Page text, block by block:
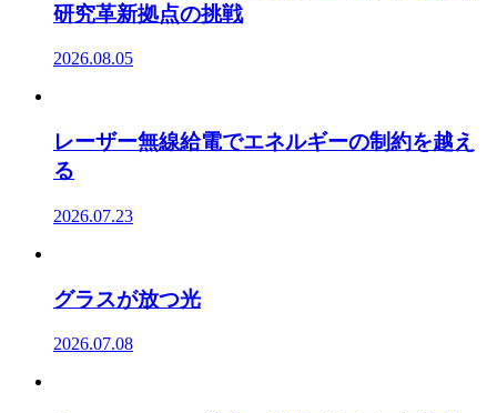
研究革新拠点の挑戦
2026.08.05
レーザー無線給電でエネルギーの制約を越え
る
2026.07.23
グラスが放つ光
2026.07.08